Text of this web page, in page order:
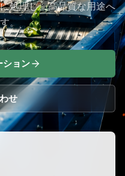
処理し、高品質な用途へ
。
ション
せ